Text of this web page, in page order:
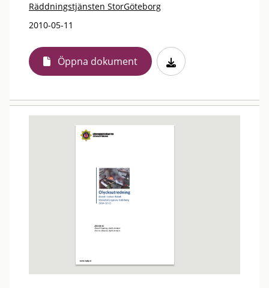
Räddningstjänsten StorGöteborg
2010-05-11
Öppna dokument